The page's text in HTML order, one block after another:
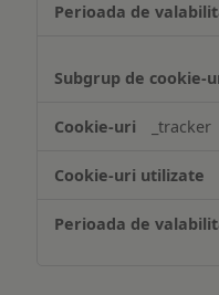
_tracker